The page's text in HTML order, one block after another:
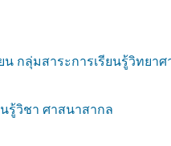
น กลุ่มสาระการเรียนรู้วิท
รู้วิชา ศาสนาสากล